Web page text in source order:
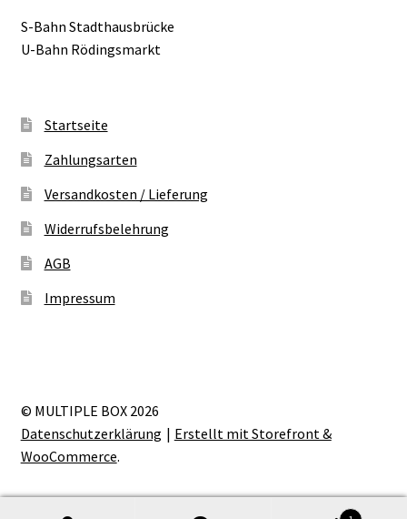
S-Bahn Stadthausbrücke
U-Bahn Rödingsmarkt
Startseite
Zahlungsarten
Versandkosten / Lieferung
Widerrufsbelehrung
AGB
Impressum
© MULTIPLE BOX 2026
Datenschutzerklärung
Erstellt mit Storefront &
WooCommerce.